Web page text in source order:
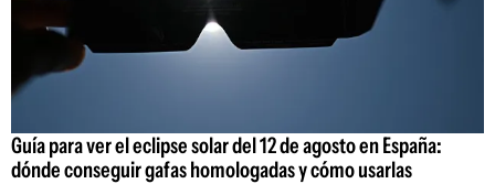
Guía para ver el eclipse solar del 12 de agosto en España:
dónde conseguir gafas homologadas y cómo usarlas